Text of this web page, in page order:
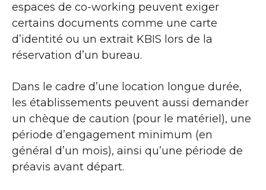
espaces de co-working peuvent exiger
certains documents comme une carte
d’identité ou un extrait KBIS lors de la
réservation d’un bureau.
Dans le cadre d’une location longue durée,
les établissements peuvent aussi demander
un chèque de caution (pour le matériel), une
période d’engagement minimum (en
général d’un mois), ainsi qu’une période de
préavis avant départ.